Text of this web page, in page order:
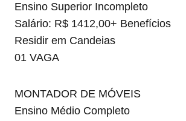
Ensino Superior Incompleto
Salário: R$ 1412,00+ Benefícios
Residir em Candeias
01 VAGA
MONTADOR DE MÓVEIS
Ensino Médio Completo